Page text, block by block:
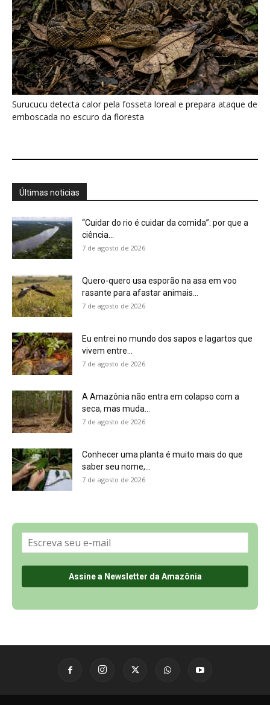
Surucucu detecta calor pela fosseta loreal e prepara ataque de
emboscada no escuro da floresta
Últimas noticias
“Cuidar do rio é cuidar da comida”: por que a
ciência...
7 de agosto de 2026
Quero-quero usa esporão na asa em voo
rasante para afastar animais...
7 de agosto de 2026
Eu entrei no mundo dos sapos e lagartos que
vivem entre...
7 de agosto de 2026
A Amazônia não entra em colapso com a
seca, mas muda...
7 de agosto de 2026
Conhecer uma planta é muito mais do que
saber seu nome,...
7 de agosto de 2026